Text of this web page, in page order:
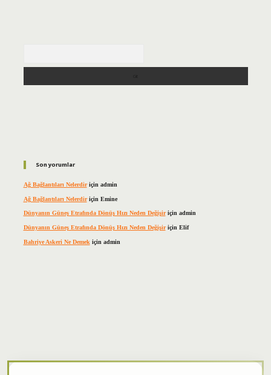
Son yorumlar
Ağ Bağlantıları Nelerdiriçin admin
Ağ Bağlantıları Nelerdiriçin Emine
Dünyanın Güneş Etrafında Dönüş Hızı Neden Değişiriçin admin
Dünyanın Güneş Etrafında Dönüş Hızı Neden Değişiriçin Elif
Bahriye Askeri Ne Demek için admin